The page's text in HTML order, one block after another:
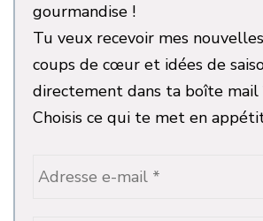
gourmandise !
Tu veux recevoir mes
coups de cœur et idées de
directement dans ta boîte mail
Choisis ce qui te met en